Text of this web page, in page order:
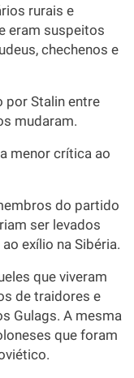
rurais e
eram suspeitos
chechenos e
por Stalin entre
mudaram.
menor crítica ao
do partido
ser levados
exílio na Sibéria.
que viveram
de traidores e
Gulags. A mesma
que foram